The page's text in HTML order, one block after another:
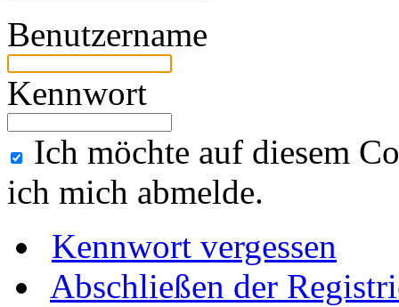
Benutzername
Kennwort
Ich möchte auf diesem
ich mich abmelde.
Kennwort vergessen
Abschließen der